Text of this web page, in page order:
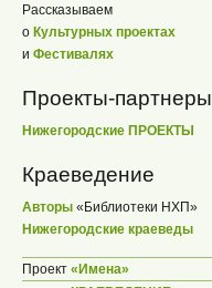
Рассказываем
о Культурных проектах
и Фестивалях
Проекты-партнеры
Нижегородские ПРОЕКТЫ
Краеведение
Авторы «Библиотеки НХП»
Нижегородские краеведы
Проект «Имена»